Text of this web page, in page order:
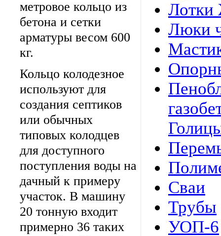
метровое кольцо из
бетона и сетки
арматуры весом 600
кг.
Кольцо колодезное
используют для
создания септиков
или обычных
типовых колодцев
для доступного
поступления воды на
дачный к примеру
участок. В машину
20 тонную входит
примерно 36 таких
Люки
Сваи
Трубы
УОП-6